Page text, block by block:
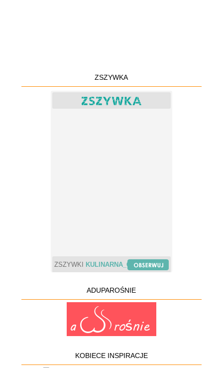
ZSZYWKA
ZSZYWKI KULINARNA_CHWILA
ADUPAROŚNIE
KOBIECE INSPIRACJE